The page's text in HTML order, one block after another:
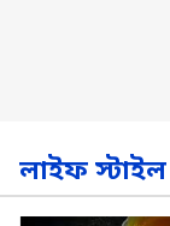
লাইফ স্টাইল